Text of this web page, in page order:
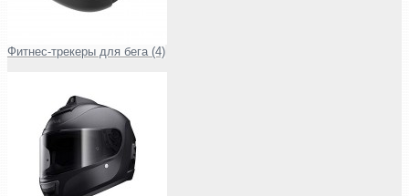
Фитнес-трекеры для бега (4)